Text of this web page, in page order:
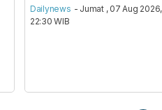
Dailynews - Jumat , 07 Aug 2026,
22:30 WIB